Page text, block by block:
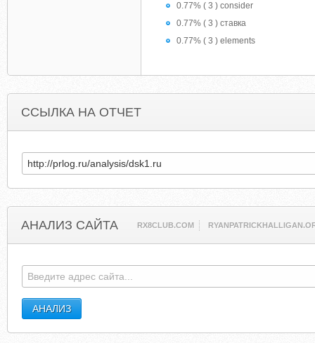
0.77% ( 3 ) consider
0.77% ( 3 ) cтавка
0.77% ( 3 ) elements
ССЫЛКА НА ОТЧЕТ
АНАЛИЗ САЙТА RX8CLUB.COM